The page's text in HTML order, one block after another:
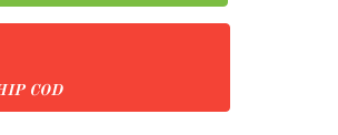
COD